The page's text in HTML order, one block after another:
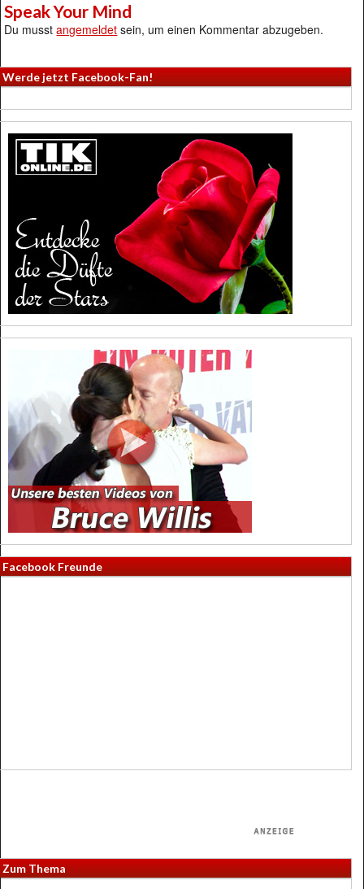
Speak Your Mind
Du musstangemeldet sein, um einen Kommentar abzugeben.
Werde jetzt Facebook-Fan!
Facebook Freunde
Zum Thema